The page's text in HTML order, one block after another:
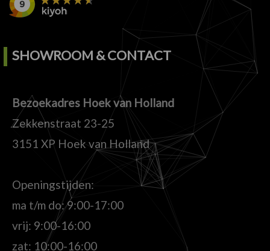
SHOWROOM & CONTACT
Bezoekadres Hoek van Holland
Zekkenstraat 23-25
3151 XP Hoek van Holland
Openingstijden:
ma t/m do: 9:00-17:00
vrij: 9:00-16:00
zat: 10:00-16:00